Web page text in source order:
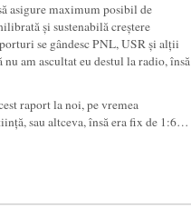
asigure maximum posibil de
și sustenabilă creștere
se gândesc PNL, USR și alții
am ascultat eu destul la radio, însă
raport la noi, pe vremea
sau altceva, însă era fix de 1:6…